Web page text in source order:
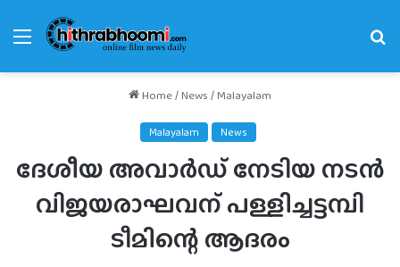
Menu
Home/News / Malayalam
Malayalam News
ദേശീയ അവാർഡ് നേടിയ നടൻ
വിജയരാഘവന് പള്ളിച്ചട്ടമ്പി
ടീമിന്റെ ആദരം